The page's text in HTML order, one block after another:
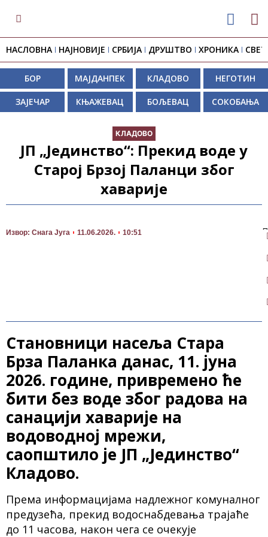
НАСЛОВНА НАЈНОВИЈЕ СРБИЈА ДРУШТВО ХРОНИКА СВЕТ
БОР МАЈДАНПЕК КЛАДОВО НЕГОТИН
ЗАЈЕЧАР КЊАЖЕВАЦ БОЉЕВАЦ СОКОБАЊА
КЛАДОВО
ЈП „Јединство“: Прекид воде у
Старој Брзој Паланци због
хаварије
Извор: Снага Југа 11.06.2026. 10:51
Становници насеља Стара
Брза Паланка данас, 11. јуна
2026. године, привремено ће
бити без воде због радова на
санацији хаварије на
водоводној мрежи,
саопштило је ЈП „Јединство“
Кладово.
Према информацијама надлежног комуналног
предузећа, прекид водоснабдевања трајаће
до 11 часова, након чега се очекује